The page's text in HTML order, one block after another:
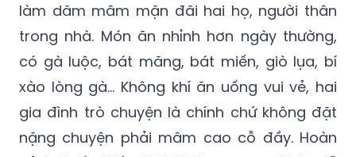
làm dăm mâm mặn đãi hai họ, người thân
trong nhà. Món ăn nhỉnh hơn ngày thường,
có gà luộc, bát măng, bát miến, giò lụa, bí
xào lòng gà... Không khí ăn uống vui vẻ, hai
gia đình trò chuyện là chính chứ không đặt
nặng chuyện phải mâm cao cỗ đầy. Hoàn